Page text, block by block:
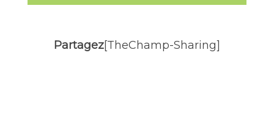
Partagez[TheChamp-Sharing]